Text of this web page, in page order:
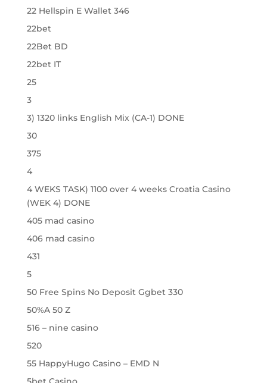
22 Hellspin E Wallet 346
22bet
22Bet BD
22bet IT
25
3
3) 1320 links English Mix (CA-1) DONE
30
375
4
4 WEKS TASK) 1100 over 4 weeks Croatia Casino
(WEK 4) DONE
405 mad casino
406 mad casino
431
5
50 Free Spins No Deposit Ggbet 330
50%A 50 Z
516 – nine casino
520
55 HappyHugo Casino – EMD N